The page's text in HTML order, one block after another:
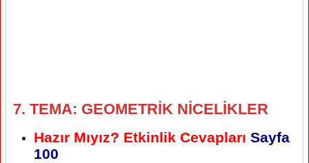
7. TEMA: GEOMETRİK NİCELİKLER
Hazır Mıyız? Etkinlik Cevapları Sayfa
100